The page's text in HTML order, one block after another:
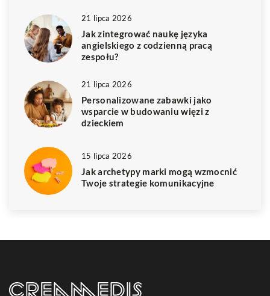
21 lipca 2026
Jak zintegrować naukę języka
angielskiego z codzienną pracą
zespołu?
21 lipca 2026
Personalizowane zabawki jako
wsparcie w budowaniu więzi z
dzieckiem
15 lipca 2026
Jak archetypy marki mogą wzmocnić
Twoje strategie komunikacyjne